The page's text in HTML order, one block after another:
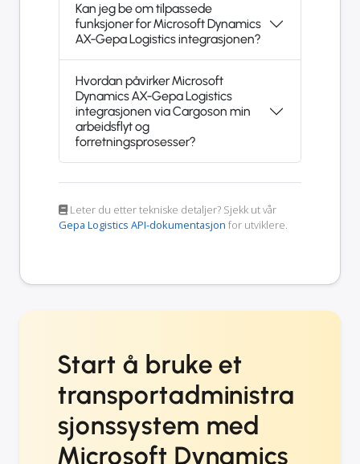
Kan jeg be om tilpassede
funksjoner for Microsoft Dynamics
AX-Gepa Logistics integrasjonen?
Hvordan påvirker Microsoft
Dynamics AX-Gepa Logistics
integrasjonen via Cargoson min
arbeidsflyt og
forretningsprosesser?
Leter du etter tekniske detaljer? Sjekk ut vår
Gepa Logistics API-dokumentasjon for utviklere.
Start å bruke et
transportadministra
sjonssystem med
Microsoft Dynamics